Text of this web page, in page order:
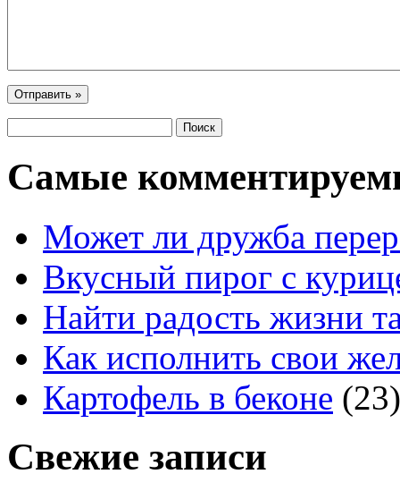
Самые
Может ли дружба
Вкусный пирог с
Найти радость жизни
Как исполнить свои
Картофель в беконе (23)
Свежие записи